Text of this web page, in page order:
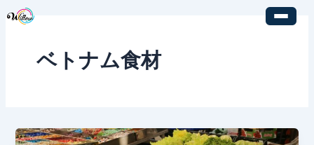
ベトナム食材